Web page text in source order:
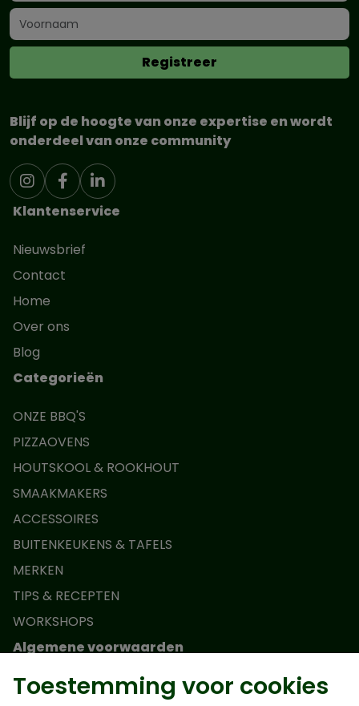
Blijf op de hoogte van onze expertise en wordt
onderdeel van onze community
Klantenservice
Nieuwsbrief
Contact
Home
Over ons
Blog
Categorieën
ONZE BBQ'S
PIZZAOVENS
HOUTSKOOL & ROOKHOUT
SMAAKMAKERS
ACCESSOIRES
BUITENKEUKENS & TAFELS
MERKEN
TIPS & RECEPTEN
WORKSHOPS
Algemene voorwaarden
Actievoorwaarden Monolith Junior
Toestemming voor cookies